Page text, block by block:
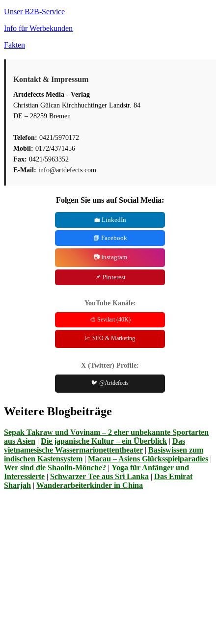
Unser B2B-Service
Info für Werbekunden
Fakten
Kontakt & Impressum
Artdefects Media - Verlag
Christian Gülcan Kirchhuchtinger Landstr. 84
DE – 28259 Bremen
Telefon: 0421/5970172
Mobil: 0172/4371456
Fax: 0421/5963352
E-Mail: info@artdefects.com
Folgen Sie uns auf Social Media:
💼 LinkedIn
📘 Facebook
📷 Instagram
📌 Pinterest
YouTube Kanäle:
🎨 Sevilart (40K)
📈 SEO & Marketing
X (Twitter) Profile:
🐦 @Artdefects
Weitere Blogbeiträge
Sepak Takraw und Vovinam – 2 eher unbekannte Sportarten
aus Asien | Die japanische Kultur – ein Überblick | Das
vietnamesische Wassermarionettentheater | Basiswissen zum
indischen Kastensystem | Macau – Asiens Glücksspielparadies |
Wer sind die Shaolin-Mönche? | Yoga für Anfänger und
Interessierte | Schwarzer Tee aus Sri Lanka | Das Emirat
Sharjah | Wanderarbeiterkinder in China